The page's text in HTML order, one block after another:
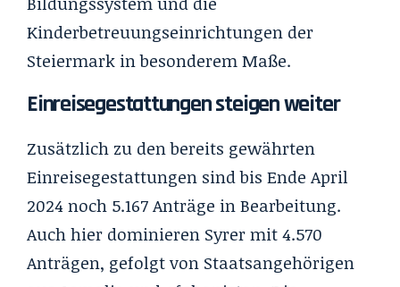
Kinderbetreuungseinrichtungen der
Steiermark in besonderem Maße.
Einreisegestattungen steigen weiter
Zusätzlich zu den bereits gewährten
Einreisegestattungen sind bis Ende April
2024 noch 5.167 Anträge in Bearbeitung.
Auch hier dominieren Syrer mit 4.570
Anträgen, gefolgt von Staatsangehörigen